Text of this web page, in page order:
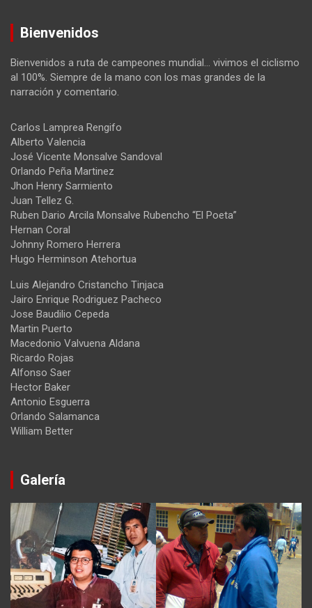
Bienvenidos
Bienvenidos a ruta de campeones mundial… vivimos el ciclismo
al 100%. Siempre de la mano con los mas grandes de la
narración y comentario.
Carlos Lamprea Rengifo
Alberto Valencia
José Vicente Monsalve Sandoval
Orlando Peña Martinez
Jhon Henry Sarmiento
Juan Tellez G.
Ruben Dario Arcila Monsalve Rubencho “El Poeta”
Hernan Coral
Johnny Romero Herrera
Hugo Herminson Atehortua
Luis Alejandro Cristancho Tinjaca
Jairo Enrique Rodriguez Pacheco
Jose Baudilio Cepeda
Martin Puerto
Macedonio Valvuena Aldana
Ricardo Rojas
Alfonso Saer
Hector Baker
Antonio Esguerra
Orlando Salamanca
William Better
Galería